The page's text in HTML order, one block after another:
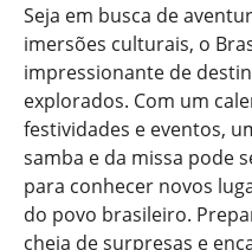
Seja em busca de
imersões culturais, o
impressionante de
explorados. Com um
festividades e eventos,
samba e da missa pode
para conhecer novos
do povo brasileiro.
cheia de surpresas e